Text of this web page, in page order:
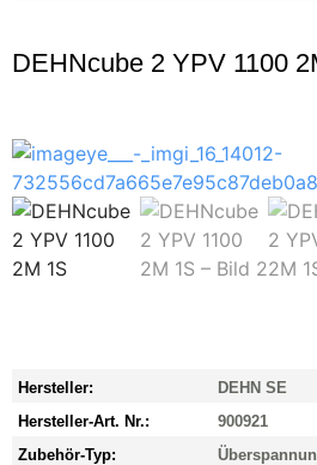
DEHNcube 2 YPV 1100
Hersteller:
DEHN SE
Hersteller-Art. Nr.:
900921
Zubehör-Typ: